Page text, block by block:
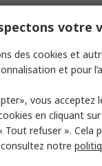
Certification
votre
des cookies et
et pour
vous acceptez
en cliquant
Tout refuser ». Cela
notre